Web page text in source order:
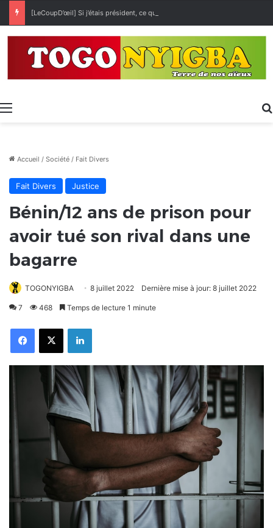
[LeCoupD’œil] Si j’étais président, ce que je ferai des « Évalas »
Menu
Accueil / Société / Fait Divers
Fait Divers Justice
Bénin/12 ans de prison pour
avoir tué son rival dans une
bagarre
TOGONYIGBA 8 juillet 2022 Dernière mise à jour: 8 juillet 2022
7 468 Temps de lecture 1 minute
FacebookX Linkedin